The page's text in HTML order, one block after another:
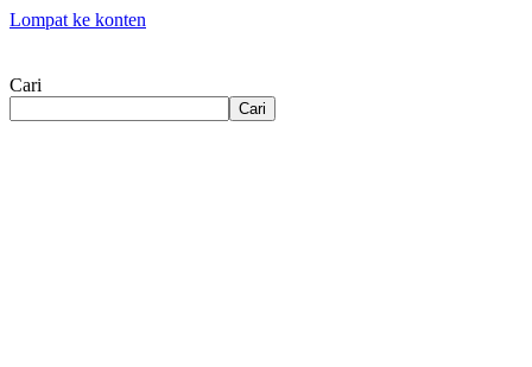
Lompat ke konten
Cari
Cari